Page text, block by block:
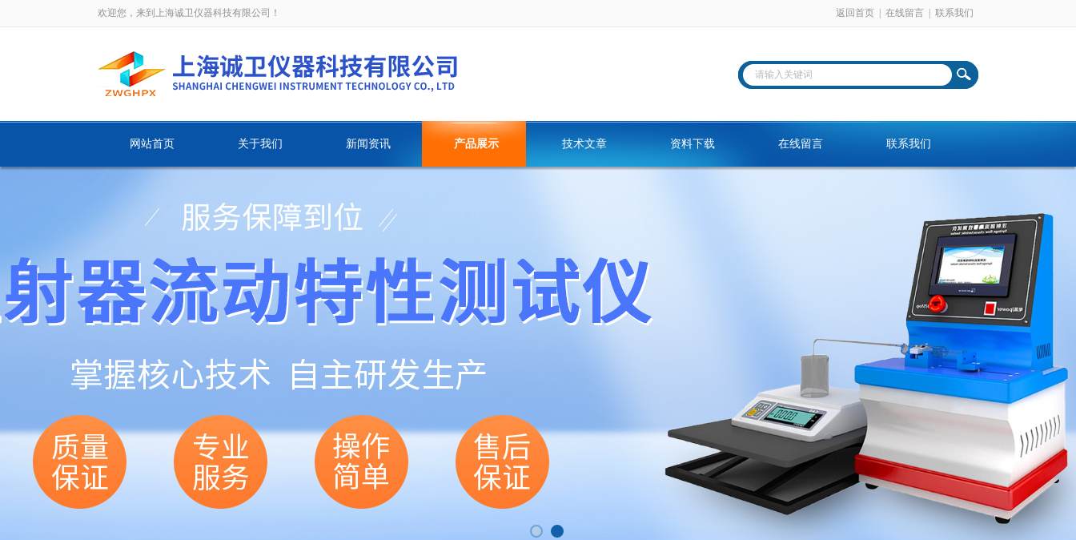
欢迎您，来到上海诚卫仪器科技有限公司！ 返回首页 在线留言 联系我们
网站首页 关于我们 新闻资讯 产品展示 技术文章 资料下载 在线留言 联系我们